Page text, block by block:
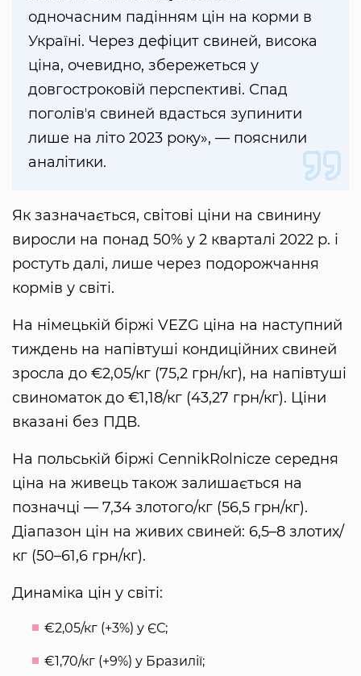
одночасним падінням цін на корми в
Україні. Через дефіцит свиней, висока
ціна, очевидно, збережеться у
довгостроковій перспективі. Спад
поголівʼя свиней вдасться зупинити
лише на літо 2023 року», — пояснили
аналітики.
Як зазначається, світові ціни на свинину
виросли на понад 50% у 2 кварталі 2022 р. і
ростуть далі, лише через подорожчання
кормів у світі.
На німецькій біржі VEZG ціна на наступний
тиждень на напівтуші кондиційних свиней
зросла до €2,05/кг (75,2 грн/кг), на напівтуші
свиноматок до €1,18/кг (43,27 грн/кг). Ціни
вказані без ПДВ.
На польській біржі CennikRolnicze середня
ціна на живець також залишається на
позначці — 7,34 злотого/кг (56,5 грн/кг).
Діапазон цін на живих свиней: 6,5–8 злотих/
кг (50–61,6 грн/кг).
Динаміка цін у світі:
€2,05/кг (+3%) у ЄС;
€1,70/кг (+9%) у Бразилії;